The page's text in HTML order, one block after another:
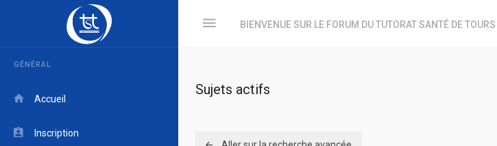
BIENVENUE SUR LE FORUM DU TUTORAT SANTÉ DE TOURS
GÉNÉRAL
Accueil
Inscription
Sujets actifs